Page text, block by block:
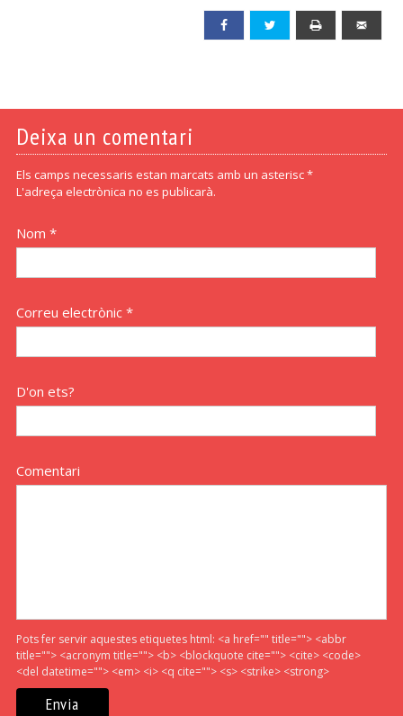
Facebook Twitter
Deixa un comentari
Els camps necessaris estan marcats amb un asterisc *
L'adreça electrònica no es publicarà.
Nom *
Correu electrònic *
D'on ets?
Comentari
Pots fer servir aquestes etiquetes html: <a href="" title=""> <abbr
title=""> <acronym title=""> <b> <blockquote cite=""> <cite> <code>
<del datetime=""> <em> <i> <q cite=""> <s> <strike> <strong>